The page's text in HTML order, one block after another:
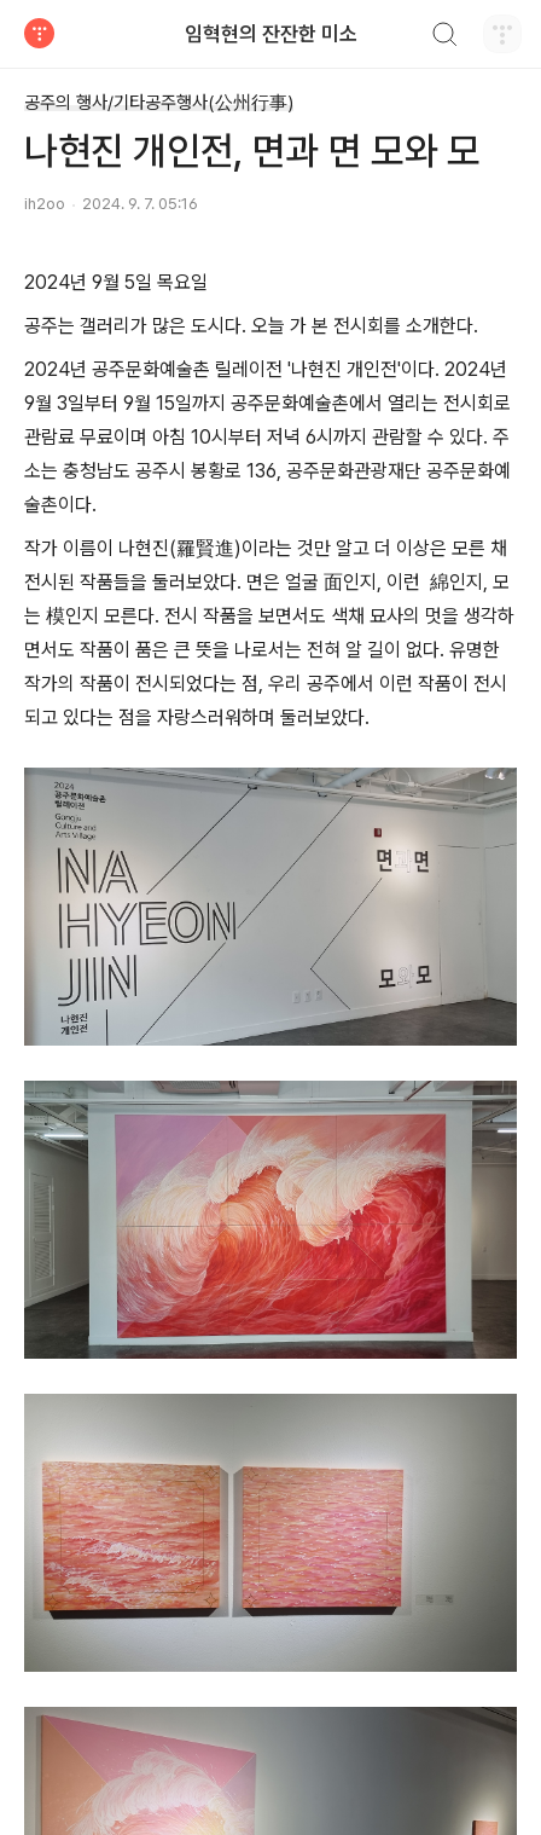
임혁현의 잔잔한 미소
공주의 행사/기타공주행사(公州行事)
나현진 개인전, 면과 면 모와 모
ih2oo 2024. 9. 7. 05:16
2024년 9월 5일 목요일
공주는 갤러리가 많은 도시다. 오늘 가 본 전시회를 소개한다.
2024년 공주문화예술촌 릴레이전 '나현진 개인전'이다. 2024년
9월 3일부터 9월 15일까지 공주문화예술촌에서 열리는 전시회로
관람료 무료이며 아침 10시부터 저녁 6시까지 관람할 수 있다. 주
소는 충청남도 공주시 봉황로 136, 공주문화관광재단 공주문화예
술촌이다.
작가 이름이 나현진(羅賢進)이라는 것만 알고 더 이상은 모른 채
전시된 작품들을 둘러보았다. 면은 얼굴 面인지, 이런 綿인지, 모
는 模인지 모른다. 전시 작품을 보면서도 색채 묘사의 멋을 생각하
면서도 작품이 품은 큰 뜻을 나로서는 전혀 알 길이 없다. 유명한
작가의 작품이 전시되었다는 점, 우리 공주에서 이런 작품이 전시
되고 있다는 점을 자랑스러워하며 둘러보았다.